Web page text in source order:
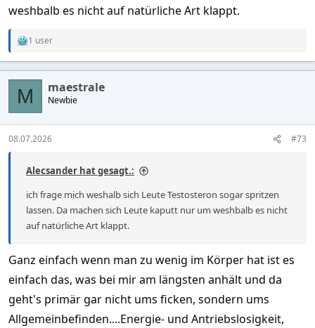
weshbalb es nicht auf natürliche Art klappt.
R
a
c
t
o
n
s
1 user
M maestrale
Newbie
08.07.2026 #73
Alecsander hat gesagt.:
ich frage mich weshalb sich Leute Testosteron sogar spritzen
lassen. Da machen sich Leute kaputt nur um weshbalb es nicht
auf natürliche Art klappt.
Ganz einfach wenn man zu wenig im Körper hat ist es
einfach das, was bei mir am längsten anhält und da
geht's primär gar nicht ums ficken, sondern ums
Allgemeinbefinden....Energie- und Antriebslosigkeit,